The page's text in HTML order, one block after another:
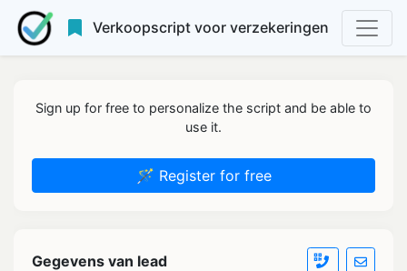
Verkoopscript voor verzekeringen
Sign up for free to personalize the script and be able to
use it.
🪄 Register for free
Gegevens van lead